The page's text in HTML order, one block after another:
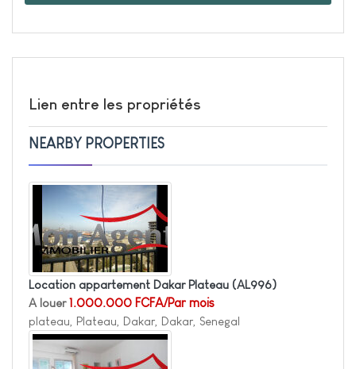
Lien entre les propriétés
NEARBY PROPERTIES
Location appartement Dakar Plateau (AL996)
A louer1.000.000 FCFA/Par mois
plateau, Plateau, Dakar, Dakar, Senegal